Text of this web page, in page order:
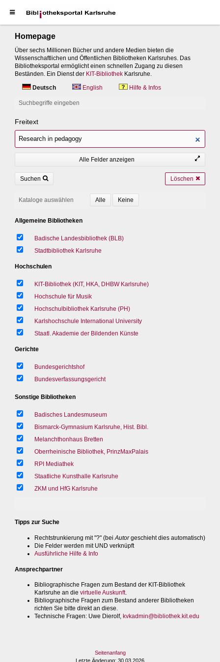
Homepage
Über sechs Millionen Bücher und andere Medien bieten die
Wissenschaftlichen und Öffentlichen Bibliotheken Karlsruhes. Das
Bibliotheksportal ermöglicht einen schnellen Zugang zu diesen
Beständen. Ein Dienst der KIT-Bibliothek Karlsruhe.
Deutsch
English Hilfe & Infos
Suchbegriffe eingeben
Freitext
Alle Felder anzeigen
Suchen Löschen
Kataloge auswählen
Allgemeine Bibliotheken
Badische Landesbibliothek (BLB)
Stadtbibliothek Karlsruhe
Hochschulen
KIT-Bibliothek (KIT, HKA, DHBW Karlsruhe)
Hochschule für Musik
Hochschulbibliothek Karlsruhe (PH)
Karlshochschule International University
Staatl. Akademie der Bildenden Künste
Gerichte
Bundesgerichtshof
Bundesverfassungsgericht
Sonstige Bibliotheken
Badisches Landesmuseum
Bismarck-Gymnasium Karlsruhe, Hist. Bibl.
Melanchthonhaus Bretten
Oberrheinische Bibliothek, PrinzMaxPalais
RPI Mediathek
Staatliche Kunsthalle Karlsruhe
ZKM und HfG Karlsruhe
Tipps zur Suche
Rechtstrunkierung mit "?" (bei Autorgeschieht dies automatisch)
Die Felder werden mit UND verknüpft
Ausführliche Hilfe & Info
Ansprechpartner
Bibliographische Fragen zum Bestand der KIT-Bibliothek
Karlsruhe an die virtuelle Auskunft.
Bibliographische Fragen zum Bestand anderer Bibliotheken
richten Sie bitte direkt an diese.
Technische Fragen: Uwe Dierolf, kvkadmin@bibliothek.kit.edu
Seitenanfang
Letzte Änderung: 30.03.2026